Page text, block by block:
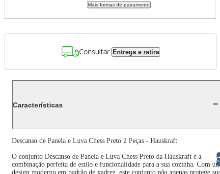
Mais formas de pagamento
Consultar Entrega e retira
Características
Descanso de Panela e Luva Chess Preto 2 Peças - Hauskraft
O conjunto Descanso de Panela e Luva Chess Preto da Hauskraft é a
combinação perfeita de estilo e funcionalidade para a sua cozinha. Com
design moderno em padrão de xadrez, este conjunto não apenas protege
Libras